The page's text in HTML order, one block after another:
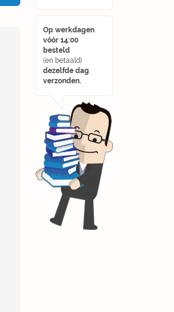
Op werkdagen
vóór 14:00
besteld
(en betaald)
dezelfde dag
verzonden.